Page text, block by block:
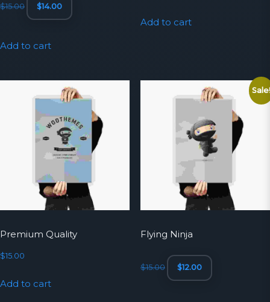
$15.00
price
$14.00
Add to cart
Add to cart
Premium Quality
$15.00
Add to cart
Flying Ninja
$15.00
Original
price
$12.00